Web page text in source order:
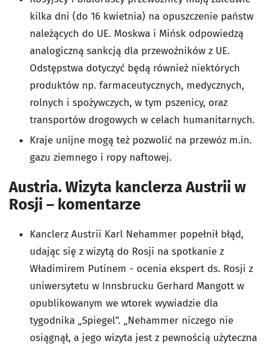
kilka dni (do 16 kwietnia) na opuszczenie państw
należących do UE. Moskwa i Mińsk odpowiedzą
analogiczną sankcją dla przewoźników z UE.
Odstępstwa dotyczyć będą również niektórych
produktów np. farmaceutycznych, medycznych,
rolnych i spożywczych, w tym pszenicy, oraz
transportów drogowych w celach humanitarnych.
Kraje unijne mogą też pozwolić na przewóz m.in.
gazu ziemnego i ropy naftowej.
Austria. Wizyta kanclerza Austrii w
Rosji – komentarze
Kanclerz Austrii Karl Nehammer popełnił błąd,
udając się z wizytą do Rosji na spotkanie z
Władimirem Putinem - ocenia ekspert ds. Rosji z
uniwersytetu w Innsbrucku Gerhard Mangott w
opublikowanym we wtorek wywiadzie dla
tygodnika „Spiegel”. „Nehammer niczego nie
osiągnął, a jego wizyta jest z pewnością użyteczna